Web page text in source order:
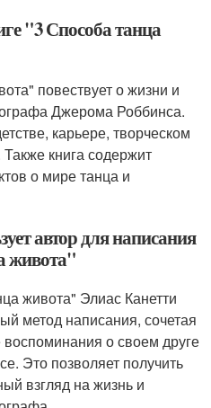
"3 Способа танца
повествует о жизни и
Джерома Роббинса.
карьере, творческом
книга содержит
о мире танца и
автор для написания
живота"
живота" Элиас Канетти
метод написания, сочетая
о своем друге
Это позволяет получить
взгляд на жизнь и